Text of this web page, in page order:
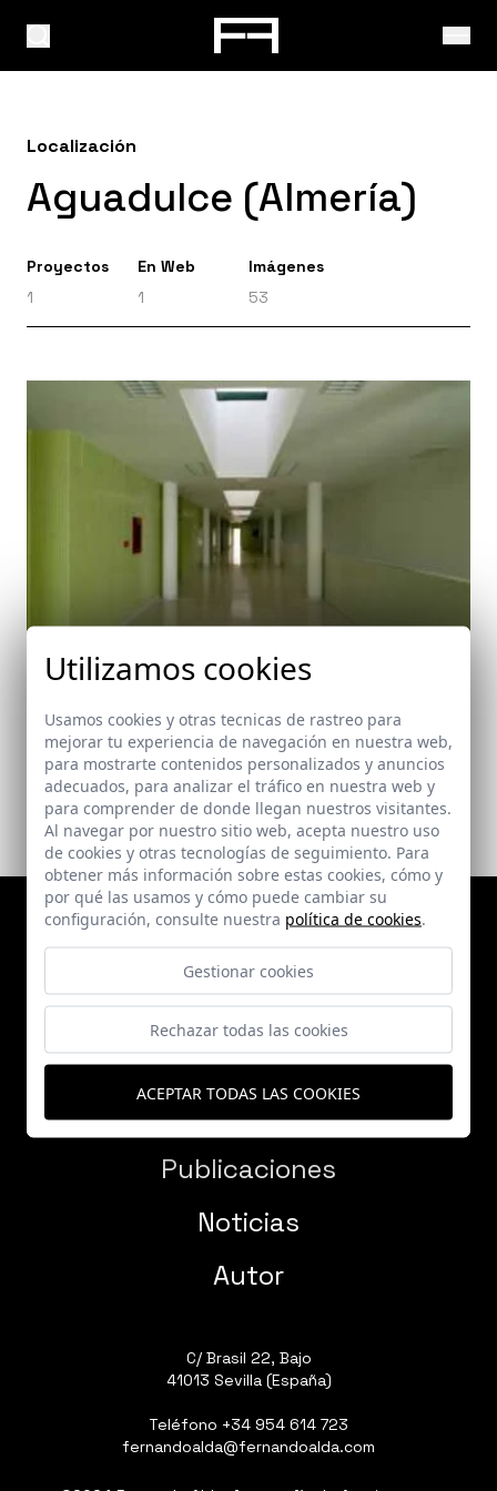
Localización
Aguadulce (Almería)
Proyectos
1
En Web
1
Imágenes
53
Aguadulce (Almería)
Proyectos
Publicaciones
Noticias
Autor
C/ Brasil 22, Bajo
41013 Sevilla (España)
Teléfono +34 954 614 723
fernandoalda@fernandoalda.com
Utilizamos cookies
Usamos cookies y otras tecnicas de rastreo para
mejorar tu experiencia de navegación en nuestra web,
para mostrarte contenidos personalizados y anuncios
adecuados, para analizar el tráfico en nuestra web y
para comprender de donde llegan nuestros visitantes.
Al navegar por nuestro sitio web, acepta nuestro uso
de cookies y otras tecnologías de seguimiento. Para
obtener más información sobre estas cookies, cómo y
por qué las usamos y cómo puede cambiar su
configuración, consulte nuestra política de cookies.
Gestionar cookies
Rechazar todas las cookies
ACEPTAR TODAS LAS COOKIES